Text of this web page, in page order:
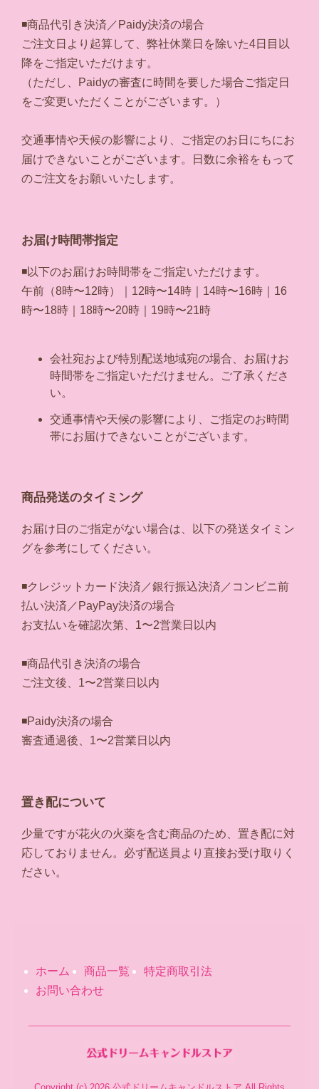
◾️商品代引き決済／Paidy決済の場合
ご注文日より起算して、弊社休業日を除いた4日目以
降をご指定いただけます。
（ただし、Paidyの審査に時間を要した場合ご指定日
をご変更いただくことがございます。）
交通事情や天候の影響により、ご指定のお日にちにお
届けできないことがございます。日数に余裕をもって
のご注文をお願いいたします。
お届け時間帯指定
◾️以下のお届けお時間帯をご指定いただけます。
午前（8時〜12時）｜12時〜14時｜14時〜16時｜16
時〜18時｜18時〜20時｜19時〜21時
会社宛および特別配送地域宛の場合、お届けお
時間帯をご指定いただけません。ご了承くださ
い。
交通事情や天候の影響により、ご指定のお時間
帯にお届けできないことがございます。
商品発送のタイミング
お届け日のご指定がない場合は、以下の発送タイミン
グを参考にしてください。
◾️クレジットカード決済／銀行振込決済／コンビニ前
払い決済／PayPay決済の場合
お支払いを確認次第、1〜2営業日以内
◾️商品代引き決済の場合
ご注文後、1〜2営業日以内
◾️Paidy決済の場合
審査通過後、1〜2営業日以内
置き配について
少量ですが花火の火薬を含む商品のため、置き配に対
応しておりません。必ず配送員より直接お受け取りく
ださい。
ホーム 商品一覧
特定商取引法
お問い合わせ